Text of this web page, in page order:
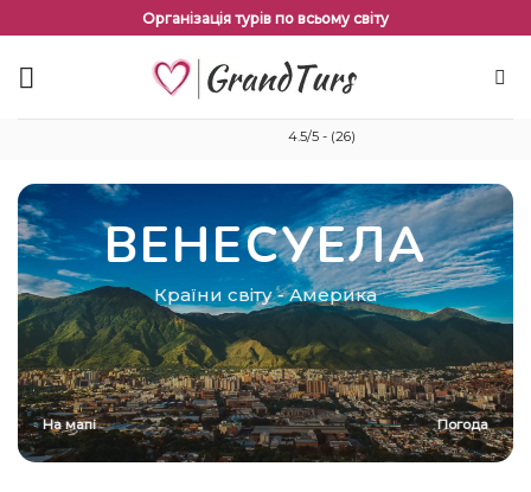
змісту
Організація турів по всьому світу
4.5/5 - (26)
ВЕНЕСУЕЛА
Країни світу-Америка
На мапі Погода